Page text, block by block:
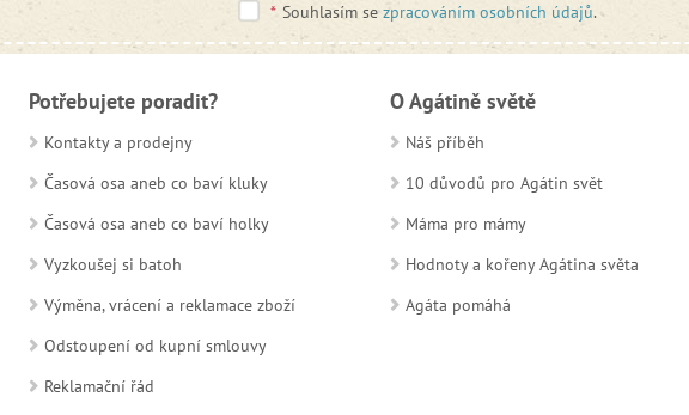
* Souhlasím se zpracováním osobních údajů.
Potřebujete poradit?
Kontakty a prodejny
Časová osa aneb co baví kluky
Časová osa aneb co baví holky
Vyzkoušej si batoh
Výměna, vrácení a reklamace zboží
Odstoupení od kupní smlouvy
Reklamační řád
O Agátině světě
Náš příběh
10 důvodů pro Agátin svět
Máma pro mámy
Hodnoty a kořeny Agátina světa
Agáta pomáhá